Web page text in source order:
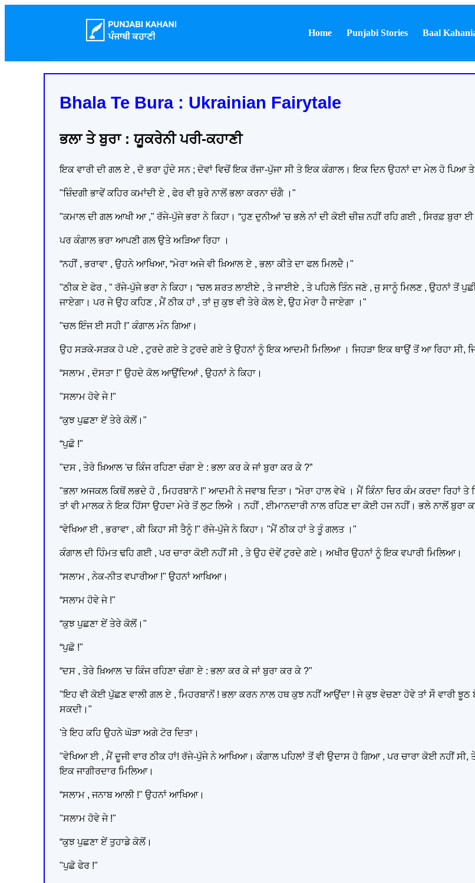
Home Punjabi Stories Baal
Bhala Te Bura : Ukrainian Fairytale
ਭਲਾ ਤੇ ਬੁਰਾ : ਯੂਕਰੇਨੀ ਪਰੀ-ਕਹਾਣੀ
ਇਕ ਵਾਰੀ ਦੀ ਗਲ ਏ , ਦੋ ਭਰਾ ਹੁੰਦੇ ਸਨ ; ਦੋਵਾਂ ਵਿਚੋਂ ਇਕ ਰੱਜਾ-ਪੁੱਜਾ ਸੀ ਤੇ ਇਕ ਕੰਗਾਲ। ਇਕ ਦਿਨ ਉਹਨਾਂ ਦਾ ਮੇਲ ਹੋ ਪਿਆ
"ਜ਼ਿੰਦਗੀ ਭਾਵੇਂ ਕਹਿਰ ਕਮਾਂਦੀ ਏ , ਫੇਰ ਵੀ ਬੁਰੇ ਨਾਲੋਂ ਭਲਾ ਕਰਨਾ ਚੰਗੈ ।"
"ਕਮਾਲ ਦੀ ਗਲ ਆਖੀ ਆ ," ਰੱਜੇ-ਪੁੱਜੇ ਭਰਾ ਨੇ ਕਿਹਾ। “ਹੁਣ ਦੁਨੀਆਂ 'ਚ ਭਲੇ ਨਾਂ ਦੀ ਕੋਈ ਚੀਜ਼ ਨਹੀਂ ਰਹਿ ਗਈ , ਸਿਰਫ਼ ਬੁਰਾ ਈ
ਪਰ ਕੰਗਾਲ ਭਰਾ ਆਪਣੀ ਗਲ ਉਤੇ ਅੜਿਆ ਰਿਹਾ ।
“ਨਹੀਂ , ਭਰਾਵਾ , ਉਹਨੇ ਆਖਿਆ, “ਮੇਰਾ ਅਜੇ ਵੀ ਖ਼ਿਆਲ ਏ , ਭਲਾ ਕੀਤੇ ਦਾ ਫਲ ਮਿਲਦੈ।"
"ਠੀਕ ਏ ਫੇਰ , " ਰੱਜੇ-ਪੁੱਜੇ ਭਰਾ ਨੇ ਕਿਹਾ। “ਚਲ ਸ਼ਰਤ ਲਾਈਏ , ਤੇ ਜਾਈਏ , ਤੇ ਪਹਿਲੇ ਤਿੰਨ ਜਣੇ , ਜੁ ਸਾਨੂੰ ਮਿਲਣ , ਉਹਨਾਂ ਤੋਂ
ਜਾਏਗਾ। ਪਰ ਜੇ ਉਹ ਕਹਿਣ , ਮੈਂ ਠੀਕ ਹਾਂ , ਤਾਂ ਜੁ ਕੁਝ ਵੀ ਤੇਰੇ ਕੋਲ ਏ, ਉਹ ਮੇਰਾ ਹੈ ਜਾਏਗਾ ।"
"ਚਲ ਇੰਜ ਈ ਸਹੀ !" ਕੰਗਾਲ ਮੰਨ ਗਿਆ।
ਉਹ ਸੜਕੇ-ਸੜਕ ਹੋ ਪਏ , ਟੁਰਦੇ ਗਏ ਤੇ ਟੁਰਦੇ ਗਏ ਤੇ ਉਹਨਾਂ ਨੂੰ ਇਕ ਆਦਮੀ ਮਿਲਿਆ । ਜਿਹੜਾ ਇਕ ਥਾਉਂ ਤੋਂ ਆ ਰਿਹਾ ਸੀ,
“ਸਲਾਮ , ਦੋਸਤਾ !" ਉਹਦੇ ਕੋਲ ਆਉਂਦਿਆਂ , ਉਹਨਾਂ ਨੇ ਕਿਹਾ।
"ਸਲਾਮ ਹੋਵੇ ਜੇ !"
“ਕੁਝ ਪੁਛਣਾ ਏਂ ਤੇਰੇ ਕੋਲੋਂ।"
“ਪੁਛੋ !"
"ਦਸ , ਤੇਰੇ ਖ਼ਿਆਲ 'ਚ ਕਿੰਜ ਰਹਿਣਾ ਚੰਗਾ ਏ : ਭਲਾ ਕਰ ਕੇ ਜਾਂ ਬੁਰਾ ਕਰ ਕੇ ?”
"ਭਲਾ ਅਜਕਲ ਕਿਥੋਂ ਲਭਦੇ ਹੋ , ਮਿਹਰਬਾਨੋ !" ਆਦਮੀ ਨੇ ਜਵਾਬ ਦਿਤਾ। “ਮੇਰਾ ਹਾਲ ਵੇਖੋ । ਮੈਂ ਕਿੰਨਾ ਚਿਰ ਕੰਮ ਕਰਦਾ ਰਿਹਾਂ
ਤਾਂ ਵੀ ਮਾਲਕ ਨੇ ਇਕ ਹਿੱਸਾ ਉਹਦਾ ਮੇਰੇ ਤੋਂ ਲੁਟ ਲਿਐ । ਨਹੀਂ , ਈਮਾਨਦਾਰੀ ਨਾਲ ਰਹਿਣ ਦਾ ਕੋਈ ਹਜ ਨਹੀਂ। ਭਲੇ ਨਾਲੋਂ ਬੁਰਾ
“ਵੇਖਿਆ ਈ , ਭਰਾਵਾ , ਕੀ ਕਿਹਾ ਸੀ ਤੈਨੂੰ !" ਰੱਜੇ-ਪੁੱਜੇ ਨੇ ਕਿਹਾ। "ਮੈਂ ਠੀਕ ਹਾਂ ਤੇ ਤੂੰ ਗਲਤ ।"
ਕੰਗਾਲ ਦੀ ਹਿੰਮਤ ਢਹਿ ਗਈ , ਪਰ ਚਾਰਾ ਕੋਈ ਨਹੀਂ ਸੀ , ਤੇ ਉਹ ਦੋਵੇਂ ਟੁਰਦੇ ਗਏ। ਅਖੀਰ ਉਹਨਾਂ ਨੂੰ ਇਕ ਵਪਾਰੀ ਮਿਲਿਆ।
“ਸਲਾਮ , ਨੇਕ-ਨੀਤ ਵਪਾਰੀਆ !" ਉਹਨਾਂ ਆਖਿਆ।
“ਸਲਾਮ ਹੋਵੇ ਜੇ !"
“ਕੁਝ ਪੁਛਣਾ ਏਂ ਤੇਰੇ ਕੋਲੋਂ।"
“ਪੁਛੋ !"
“ਦਸ , ਤੇਰੇ ਖ਼ਿਆਲ 'ਚ ਕਿੰਜ ਰਹਿਣਾ ਚੰਗਾ ਏ : ਭਲਾ ਕਰ ਕੇ ਜਾਂ ਬੁਰਾ ਕਰ ਕੇ ?"
"ਇਹ ਵੀ ਕੋਈ ਪੁੱਛਣ ਵਾਲੀ ਗਲ ਏ , ਮਿਹਰਬਾਨੋਂ ! ਭਲਾ ਕਰਨ ਨਾਲ ਹਥ ਕੁਝ ਨਹੀਂ ਆਉਂਦਾ ! ਜੇ ਕੁਝ ਵੇਚਣਾ ਹੋਵੇ ਤਾਂ ਸੌ ਵਾਰੀ
ਸਕਦੀ।"
'ਤੇ ਇਹ ਕਹਿ ਉਹਨੇ ਘੋੜਾ ਅਗੇ ਟੋਰ ਦਿਤਾ।
"ਵੇਖਿਆ ਈ , ਮੈਂ ਦੂਜੀ ਵਾਰ ਠੀਕ ਹਾਂ! ਰੱਜੇ-ਪੁੱਜੇ ਨੇ ਆਖਿਆ। ਕੰਗਾਲ ਪਹਿਲਾਂ ਤੋਂ ਵੀ ਉਦਾਸ ਹੋ ਗਿਆ , ਪਰ ਚਾਰਾ ਕੋਈ ਨਹੀਂ
ਇਕ ਜਾਗੀਰਦਾਰ ਮਿਲਿਆ।
“ਸਲਾਮ , ਜਨਾਬ ਆਲੀ !" ਉਹਨਾਂ ਆਖਿਆ।
"ਸਲਾਮ ਹੋਵੇ ਜੇ !"
“ਕੁਝ ਪੁਛਣਾ ਏਂ ਤੁਹਾਡੇ ਕੋਲੋਂ।
"ਪੁਛੋ ਫੇਰ !"